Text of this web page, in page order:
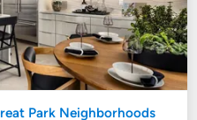
Park Neighborhoods